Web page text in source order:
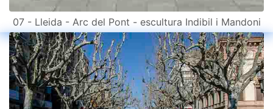
07 - Lleida - Arc del Pont - escultura Indibil i Mandoni